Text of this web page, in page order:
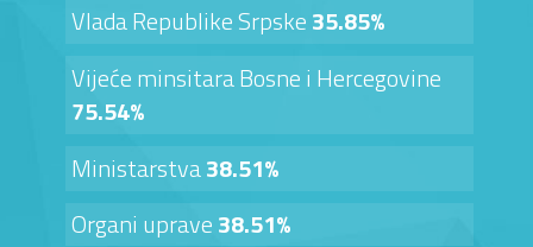
Vlada Republike Srpske35.85%
Vijeće minsitara Bosne i Hercegovine
75.54%
Ministarstva38.51%
Organi uprave38.51%